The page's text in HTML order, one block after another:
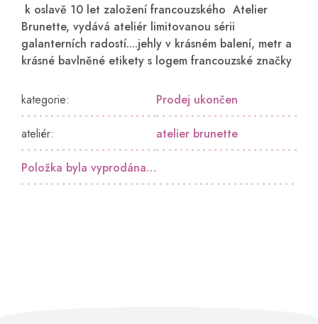
k oslavě 10 let založení francouzského Atelier
Brunette, vydává ateliér limitovanou sérii
galanterních radostí....jehly v krásném balení, metr a
krásné bavlněné etikety s logem francouzské značky
kategorie: Prodej ukončen
ateliér: atelier brunette
Položka byla vyprodána…